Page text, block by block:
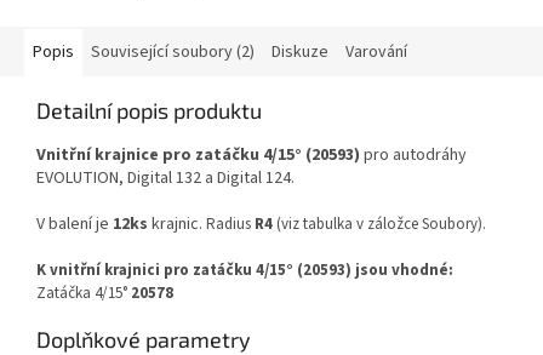
Popis Související soubory (2) Diskuze Varování
Detailní popis produktu
Vnitřní krajnice pro zatáčku 4/15° (20593) pro autodráhy
EVOLUTION, Digital 132 a Digital 124.
V balení je 12ks krajnic. Radius R4 (viz tabulka v záložce Soubory).
K vnitřní krajnici pro zatáčku 4/15° (20593) jsou vhodné:
Zatáčka 4/15° 20578
Doplňkové parametry